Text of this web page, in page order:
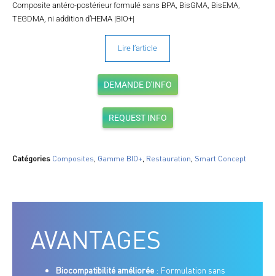
Composite antéro-postérieur formulé sans BPA, BisGMA, BisEMA,
TEGDMA, ni addition d’HEMA |BIO+|
Lire l’article
DEMANDE D'INFO
REQUEST INFO
Catégories Composites Gamme BIO+ Restauration Smart Concept
AVANTAGES
Biocompatibilité améliorée : Formulation sans